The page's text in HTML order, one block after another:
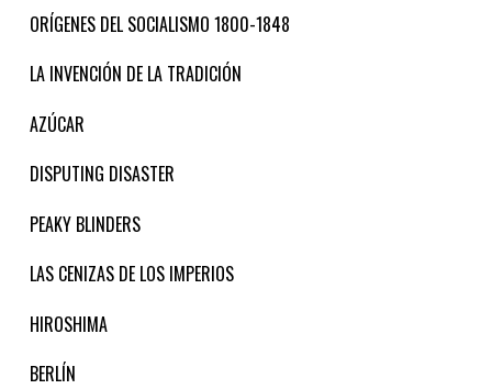
ORÍGENES DEL SOCIALISMO 1800-1848
LA INVENCIÓN DE LA TRADICIÓN
AZÚCAR
DISPUTING DISASTER
PEAKY BLINDERS
LAS CENIZAS DE LOS IMPERIOS
HIROSHIMA
BERLÍN